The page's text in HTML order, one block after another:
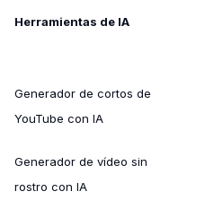
Herramientas de IA
Generador de cortos de
YouTube con IA
Generador de vídeo sin
rostro con IA